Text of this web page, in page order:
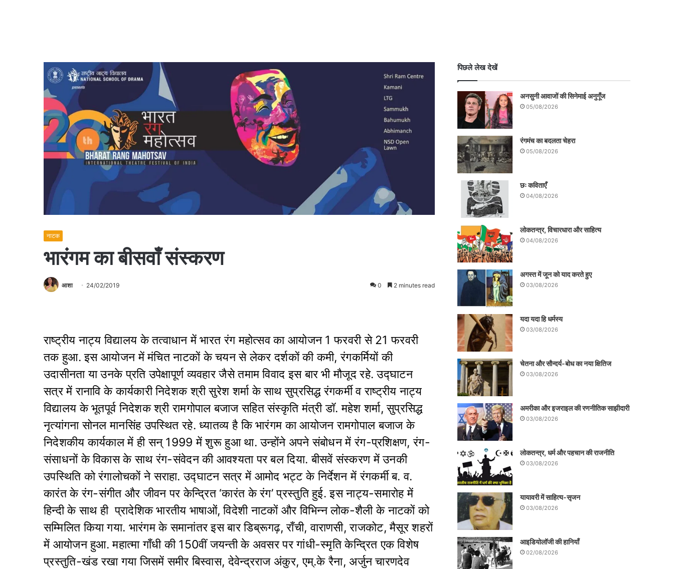
नाटक
भारंगम का बीसवाँ संस्करण
आशा 24/02/2019 0 2 minutes read
राष्ट्रीय नाट्य विद्यालय के तत्वाधान में भारत रंग महोत्सव का आयोजन 1 फरवरी से 21 फरवरी
तक हुआ. इस आयोजन में मंचित नाटकों के चयन से लेकर दर्शकों की कमी, रंगकर्मियों की
उदासीनता या उनके प्रति उपेक्षापूर्ण व्यवहार जैसे तमाम विवाद इस बार भी मौजूद रहे. उद्घाटन
सत्र में रानावि के कार्यकारी निदेशक श्री सुरेश शर्मा के साथ सुप्रसिद्ध रंगकर्मी व राष्ट्रीय नाट्य
विद्यालय के भूतपूर्व निदेशक श्री रामगोपाल बजाज सहित संस्कृति मंत्री डॉ. महेश शर्मा, सुप्रसिद्ध
नृत्यांगना सोनल मानसिंह उपस्थित रहे. ध्यातव्य है कि भारंगम का आयोजन रामगोपाल बजाज के
निदेशकीय कार्यकाल में ही सन् 1999 में शुरू हुआ था. उन्होंने अपने संबोधन में रंग-प्रशिक्षण, रंग-
संसाधनों के विकास के साथ रंग-संवेदन की आवश्यता पर बल दिया. बीसवें संस्करण में उनकी
उपस्थिति को रंगालोचकों ने सराहा. उद्घाटन सत्र में आमोद भट्ट के निर्देशन में रंगकर्मी ब. व.
कारंत के रंग-संगीत और जीवन पर केन्द्रित ‘कारंत के रंग’ प्रस्तुति हुई. इस नाट्य-समारोह में
हिन्दी के साथ ही प्रादेशिक भारतीय भाषाओं, विदेशी नाटकों और विभिन्न लोक-शैली के नाटकों को
सम्मिलित किया गया. भारंगम के समानांतर इस बार डिब्रूगढ़, राँची, वाराणसी, राजकोट, मैसूर शहरों
में आयोजन हुआ. महात्मा गाँधी की 150वीं जयन्ती के अवसर पर गांधी-स्मृति केन्द्रित एक विशेष
प्रस्तुति-खंड रखा गया जिसमें समीर बिस्वास, देवेन्द्रराज अंकुर, एम्.के रैना, अर्जुन चारणदेव
पिछले लेख देखें
अनसुनी आवाजों की सिनेमाई अनुगूँज
05/08/2026
रंगमंच का बदलता चेहरा
05/08/2026
छः कविताएँ
04/08/2026
लोकतन्त्र, विचारधारा और साहित्य
04/08/2026
अगस्त में जून को याद करते हुए
03/08/2026
यदा यदा हि धर्मस्य
03/08/2026
चेतना और सौन्दर्य-बोध का नया क्षितिज
03/08/2026
अमरीका और इजराइल की रणनीतिक साझीदारी
03/08/2026
लोकतन्त्र, धर्म और पहचान की राजनीति
03/08/2026
यायावरी में साहित्य-सृजन
03/08/2026
आइडियोलॉजी की हानियाँ
02/08/2026